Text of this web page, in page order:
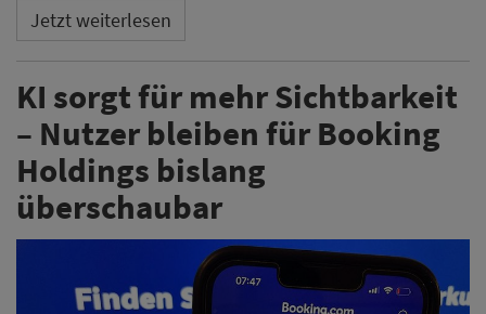
Jetzt weiterlesen
KI sorgt für mehr Sichtbarkeit
– Nutzer bleiben für Booking
Holdings bislang
überschaubar